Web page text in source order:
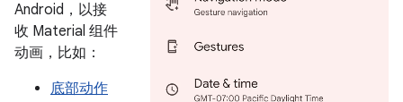
Android，以接
收 Material 组件
动画，比如：
底部动作